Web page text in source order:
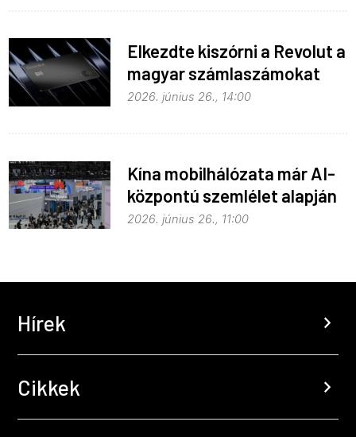
Elkezdte kiszórni a Revolut a
magyar számlaszámokat
2026. június 26., 14:00
Kína mobilhálózata már AI-
központú szemlélet alapján
fejlődik
2026. június 26., 11:00
Hírek chevron_right
Cikkek chevron_right